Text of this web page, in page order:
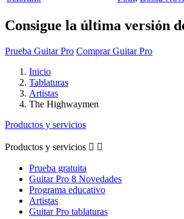
Consigue la última versión
Prueba Guitar Pro Comprar Guitar Pro
Inicio
Tablaturas
Artistas
The Highwaymen
Productos y servicios
Productos y servicios  
Prueba gratuita
Guitar Pro 8 Novedades
Programa educativo
Artistas
Guitar Pro tablaturas